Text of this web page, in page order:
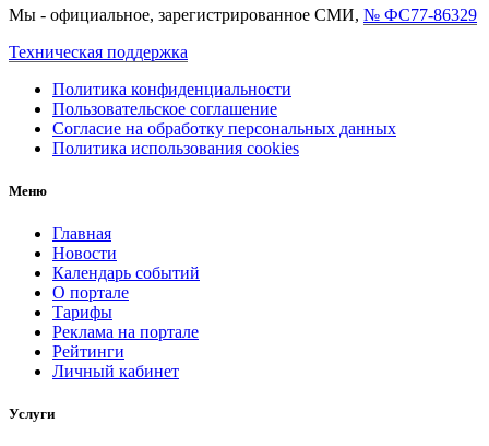
Мы - официальное, зарегистрированное СМИ, № ФС77-86329
Техническая поддержка
Политика конфиденциальности
Пользовательское соглашение
Согласие на обработку персональных данных
Политика использования cookies
Меню
Главная
Новости
Календарь событий
О портале
Тарифы
Реклама на портале
Рейтинги
Личный кабинет
Услуги